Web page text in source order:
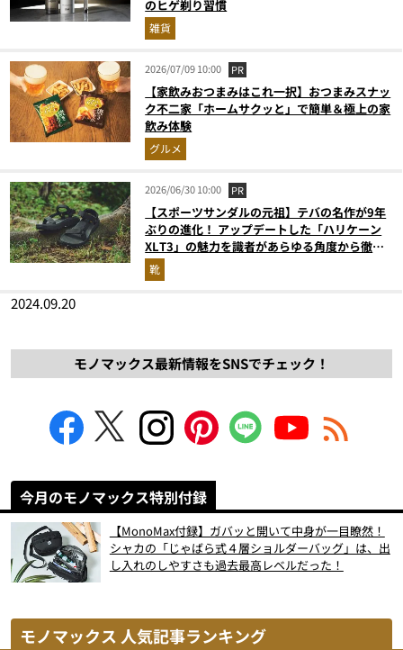
のヒゲ剃り習慣
雑貨
2026/07/09 10:00 PR
【家飲みおつまみはこれ一択】おつまみスナッ
ク不二家「ホームサクッと」で簡単＆極上の家
飲み体験
グルメ
2026/06/30 10:00 PR
【スポーツサンダルの元祖】テバの名作が9年
ぶりの進化！ アップデートした「ハリケーン
XLT3」の魅力を識者があらゆる角度から徹底
解説！
靴
2024.09.20
モノマックス最新情報をSNSでチェック！
今月のモノマックス特別付録
【MonoMax付録】ガバッと開いて中身が一目瞭然！
シャカの「じゃばら式４層ショルダーバッグ」は、出
し入れのしやすさも過去最高レベルだった！
モノマックス 人気記事ランキング